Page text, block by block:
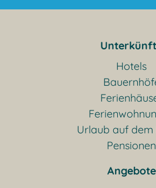
Hotels
Urlaub auf dem
Pensionen
Angebote